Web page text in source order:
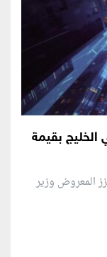
بقيمة
المعروض وزير